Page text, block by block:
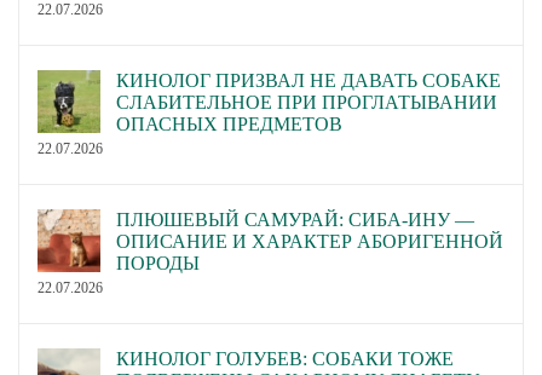
22.07.2026
КИНОЛОГ ПРИЗВАЛ НЕ ДАВАТЬ СОБАКЕ
СЛАБИТЕЛЬНОЕ ПРИ ПРОГЛАТЫВАНИИ
ОПАСНЫХ ПРЕДМЕТОВ
22.07.2026
ПЛЮШЕВЫЙ САМУРАЙ: СИБА-ИНУ —
ОПИСАНИЕ И ХАРАКТЕР АБОРИГЕННОЙ
ПОРОДЫ
22.07.2026
КИНОЛОГ ГОЛУБЕВ: СОБАКИ ТОЖЕ